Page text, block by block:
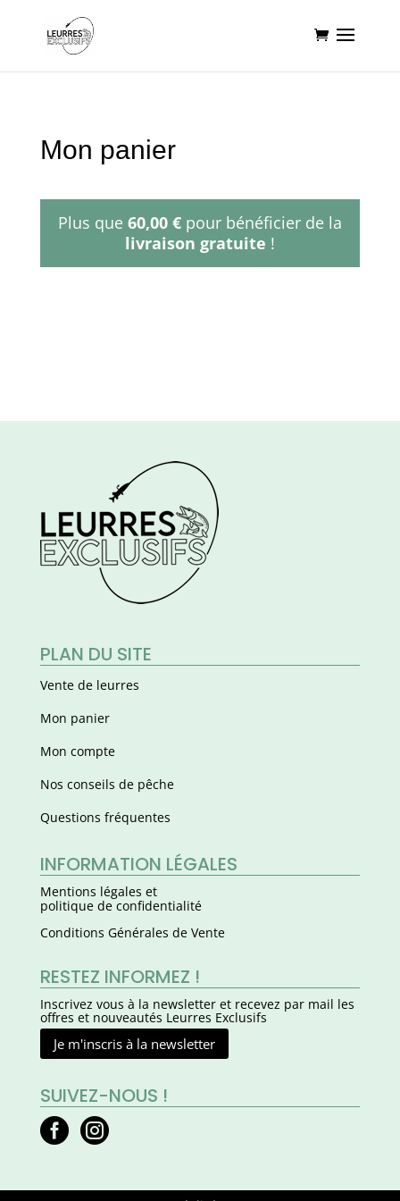
Mon panier
Plus que 60,00 €pour bénéficier de la
livraison gratuite !
PLAN DU SITE
Vente de leurres
Mon panier
Mon compte
Nos conseils de pêche
Questions fréquentes
INFORMATION LÉGALES
Mentions légales et
politique de confidentialité
Conditions Générales de Vente
RESTEZ INFORMEZ !
Inscrivez vous à la newsletter et recevez par mail les
offres et nouveautés Leurres Exclusifs
Je m'inscris à la newsletter
SUIVEZ-NOUS !
 